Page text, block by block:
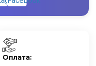
Оплата: